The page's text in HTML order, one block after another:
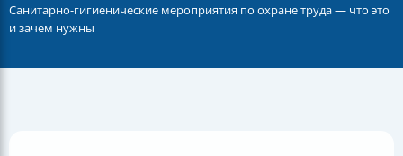
Санитарно-гигиенические мероприятия по охране труда — что это
и зачем нужны